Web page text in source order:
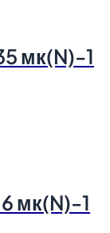
мк(N)-1
мк(N)-1